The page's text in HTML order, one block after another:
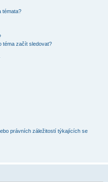
témata?
téma začít sledovat?
právních záležitostí týkajících se